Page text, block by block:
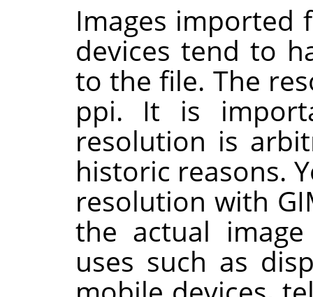
Images imported
devices tend to
to the file. The
ppi. It is
resolution is
historic reasons.
resolution with
the actual
uses such as